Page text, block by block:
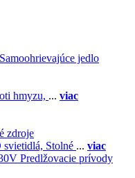
Samoohrievajúce jedlo
hmyzu, ... viac
zdroje
Stolné ... viac
Predlžovacie prívody